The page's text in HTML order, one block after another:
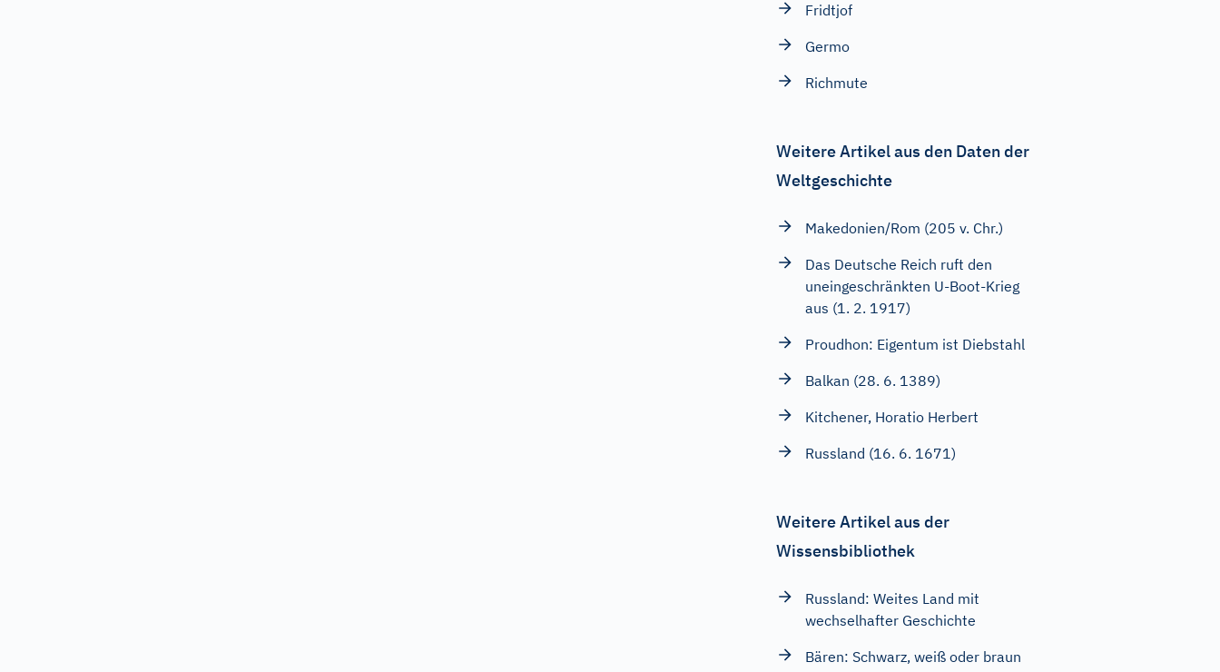
Fridtjof
Germo
Richmute
Weitere Artikel aus den Daten der
Weltgeschichte
Makedonien/Rom (205 v. Chr.)
Das Deutsche Reich ruft den
uneingeschränkten U-Boot-Krieg
aus (1. 2. 1917)
Proudhon: Eigentum ist Diebstahl
Balkan (28. 6. 1389)
Kitchener, Horatio Herbert
Russland (16. 6. 1671)
Weitere Artikel aus der
Wissensbibliothek
Russland: Weites Land mit
wechselhafter Geschichte
Bären: Schwarz, weiß oder braun